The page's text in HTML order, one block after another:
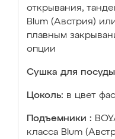
открывания,
Blum (Австрия)
плавным
опции
Сушка для
Цоколь: в цвет
Подъемники :
класса Blum